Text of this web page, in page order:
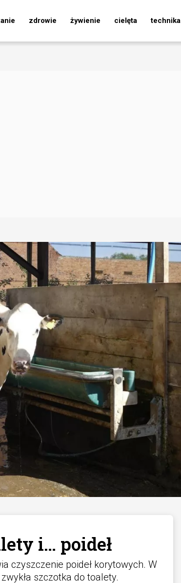
zdrowie żywienie cielęta technika
i… poideł
czyszczenie poideł korytowych. W
szczotka do toalety.